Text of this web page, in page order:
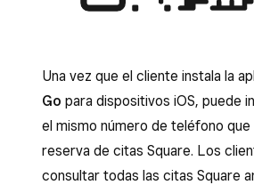
Una vez que el cliente instala la
Go para dispositivos iOS, puede
el mismo número de teléfono que
reserva de citas Square. Los
consultar todas las citas Square